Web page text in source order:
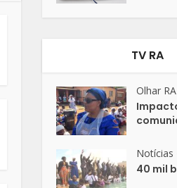
TV RA
Olhar RA
Notícias
40 mil